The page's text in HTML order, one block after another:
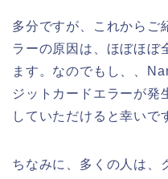
多分ですが、これからご
ラーの原因は、ほぼほぼ
ます。なのでもし、、
ジットカードエラーが発
していただけると幸いで
ちなみに、多くの人は、